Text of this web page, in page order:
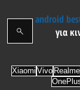
android
για
Xiaomi Vivo Realme